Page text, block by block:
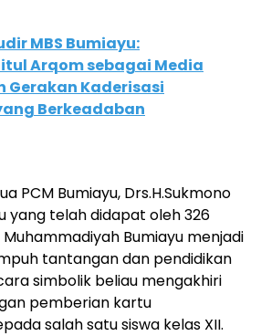
MBS Bumiayu:
Arqom sebagai Media
Gerakan Kaderisasi
Berkeadaban
PCM Bumiayu, Drs.H.Sukmono
yang telah didapat oleh 326
Muhammadiyah Bumiayu menjadi
tantangan dan pendidikan
simbolik beliau mengakhiri
pemberian kartu
salah satu siswa kelas XII.